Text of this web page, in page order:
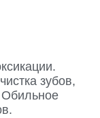
зубов,